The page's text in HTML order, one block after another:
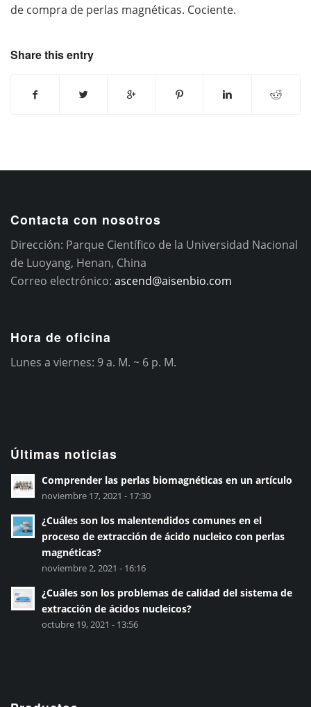
de compra de perlas magnéticas. Cociente.
Share this entry
Contacta con nosotros
Dirección: Parque Científico de la Universidad Nacional
de Luoyang, Henan, China
Correo electrónico: ascend@aisenbio.com
Hora de oficina
Lunes a viernes: 9 a. M. ~ 6 p. M.
Últimas noticias
Comprender las perlas biomagnéticas en un artículo
noviembre 17, 2021 - 17:30
¿Cuáles son los malentendidos comunes en el
proceso de extracción de ácido nucleico con perlas
magnéticas?
noviembre 2, 2021 - 16:16
¿Cuáles son los problemas de calidad del sistema de
extracción de ácidos nucleicos?
octubre 19, 2021 - 13:56